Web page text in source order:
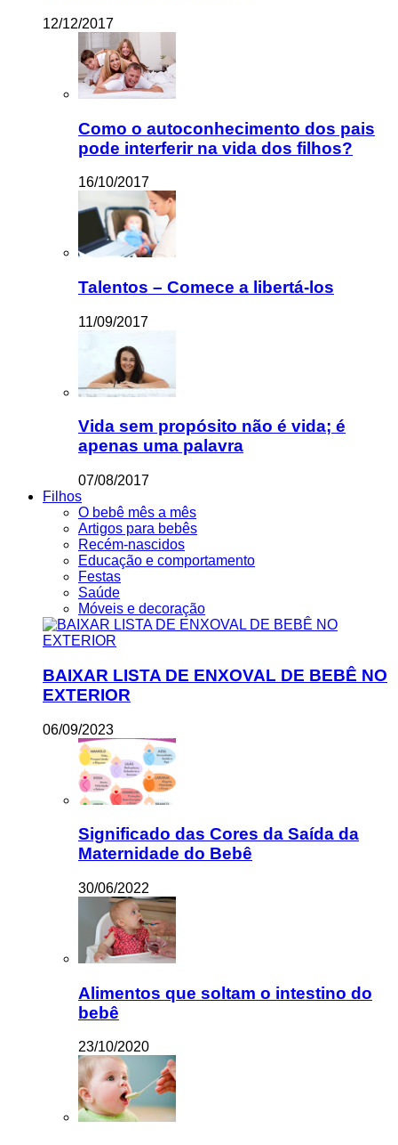
12/12/2017
Como o autoconhecimento dos pais
pode interferir na vida dos filhos?
16/10/2017
Talentos – Comece a libertá-los
11/09/2017
Vida sem propósito não é vida; é
apenas uma palavra
07/08/2017
Filhos
O bebê mês a mês
Artigos para bebês
Recém-nascidos
Educação e comportamento
Festas
Saúde
Móveis e decoração
BAIXAR LISTA DE ENXOVAL DE BEBÊ NO
EXTERIOR
06/09/2023
Significado das Cores da Saída da
Maternidade do Bebê
30/06/2022
Alimentos que soltam o intestino do
bebê
23/10/2020